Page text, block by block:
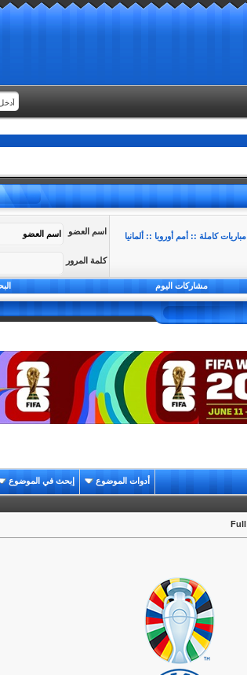
مباريات كاملة :: أمم أوروبا :: ألمانيا
اسم العضو
كلمة المرور
مشاركات اليوم
أدوات الموضوع إبحث في الموضوع